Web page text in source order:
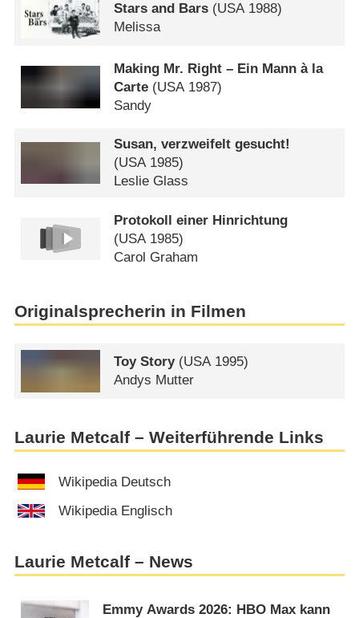
Stars and Bars (USA1988)
Melissa
Making Mr. Right – Ein Mann à la
Carte (USA1987)
Sandy
Susan, verzweifelt gesucht!
(USA1985)
Leslie Glass
Protokoll einer Hinrichtung
(USA1985)
Carol Graham
Originalsprecherin in Filmen
Toy Story(USA1995)
Andys Mutter
Laurie Metcalf – Weiterführende Links
Wikipedia Deutsch
Wikipedia Englisch
Laurie Metcalf – News
Emmy Awards 2026: HBO Max kann